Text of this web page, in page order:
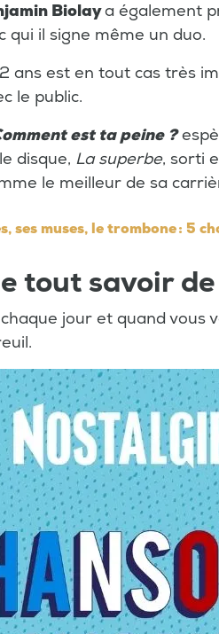
Biolaya également
qui il signe même un duo.
ans est en tout cas très
le public.
est ta peine ?
disque, La superbe, sorti
le meilleur de sa
ses muses, le trombone : 5
tout savoir
jour et quand vous